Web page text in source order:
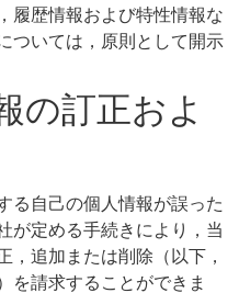
履歴情報および特性情報な
ついては，原則として開示
の訂正およ
る自己の個人情報が誤った
が定める手続きにより，当
，追加または削除（以下，
を請求することができま